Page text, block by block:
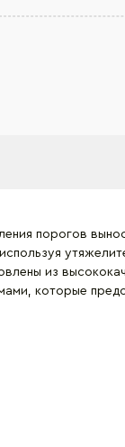
порогов
из
которые